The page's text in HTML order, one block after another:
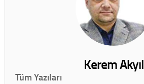
Kerem Akyıl
Tüm Yazıları